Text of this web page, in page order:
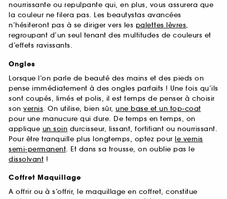
nourrissante ou repulpante qui, en plus, vous assurera que
la couleur ne filera pas. Les beautystas avancées
n’hésiteront pas à se diriger vers les palettes lèvres,
regroupant d’un seul tenant des multitudes de couleurs et
d’effets ravissants.
Ongles
Lorsque l’on parle de beauté des mains et des pieds on
pense immédiatement à des ongles parfaits ! Une fois qu’ils
sont coupés, limés et polis, il est temps de penser à choisir
son vernis. On utilise, bien sûr, une base et un top-coat
pour une manucure qui dure. De temps en temps, on
applique un soin durcisseur, lissant, fortifiant ou nourrissant.
Pour être tranquille plus longtemps, optez pour le vernis
semi-permanent. Et dans sa trousse, on oublie pas le
dissolvant !
Coffret Maquillage
A offrir ou à s’offrir, le maquillage en coffret, constitue